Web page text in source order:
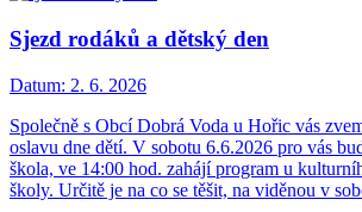
Sjezd rodáků a dětský den
Datum: 2. 6. 2026
Společně s Obcí Dobrá Voda u Hořic vás
oslavu dne dětí. V sobotu 6.6.2026 pro vás
škola, ve 14:00 hod. zahájí program u
školy. Určitě je na co se těšit, na viděnou v